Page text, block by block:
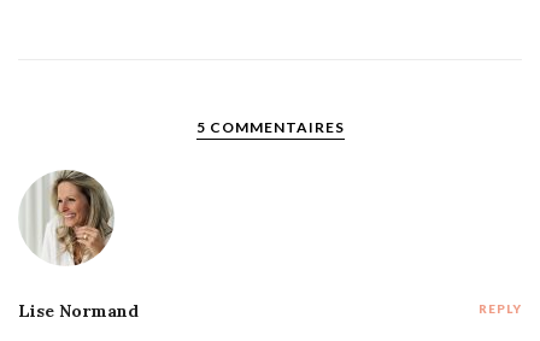
5 COMMENTAIRES
Lise Normand REPLY